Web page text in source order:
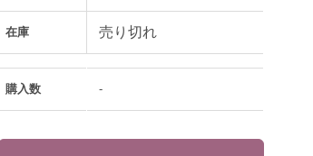
在庫 売り切れ
購入数 -